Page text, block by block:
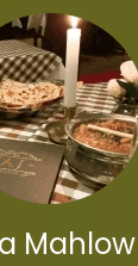
Mahlow